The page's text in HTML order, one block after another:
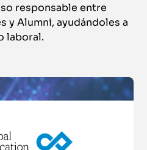
(Certificación EFP)
responsable entre
y Alumni, ayudándoles a
laboral.